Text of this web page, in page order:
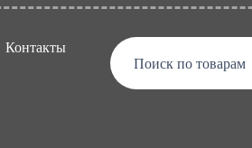
Контакты
Поиск по товарам